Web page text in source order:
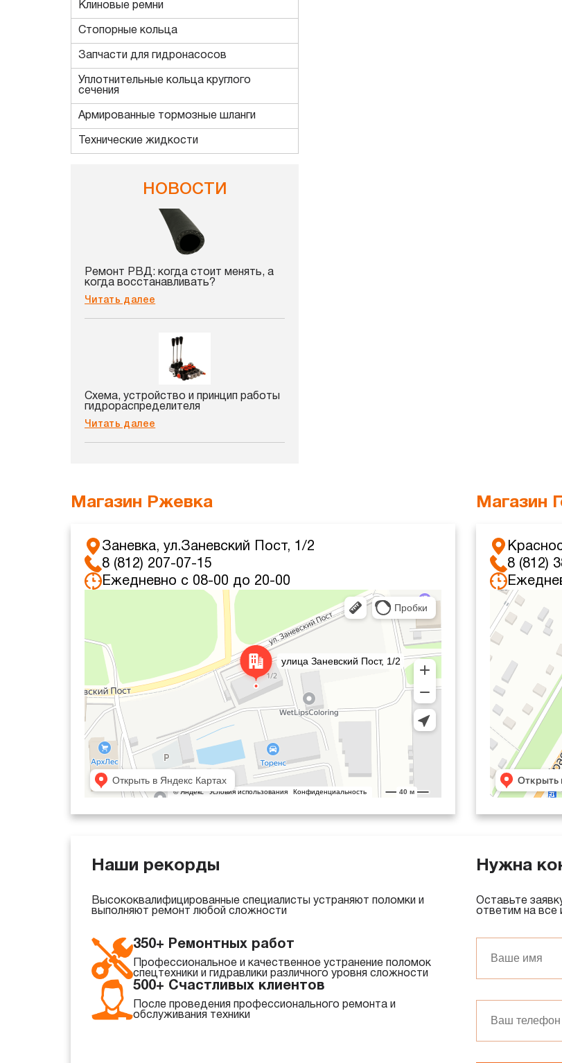
Клиновые ремни
Стопорные кольца
Запчасти для гидронасосов
Уплотнительные кольца круглого
сечения
Армированные тормозные шланги
Технические жидкости
НОВОСТИ
Ремонт РВД: когда стоит менять, а
когда восстанавливать?
Читать далее
Схема, устройство и принцип работы
гидрораспределителя
Читать далее
Магазин Ржевка
Заневка, ул.Заневский Пост, 1/2
8 (812) 207-07-15
Ежедневно с 08-00 до 20-00
Яндекс Карты — транспорт, навигация, поиск мест
Магазин
8 (812)
Санкт‑Петербург
Наши рекорды
Высококвалифицированные специалисты устраняют поломки и
выполняют ремонт любой сложности
350+ Ремонтных работ
Профессиональное и качественное устранение поломок
спецтехники и гидравлики различного уровня сложности
500+ Счастливых клиентов
После проведения профессионального ремонта и
обслуживания техники
Нужна
Оставьте
ответим на все